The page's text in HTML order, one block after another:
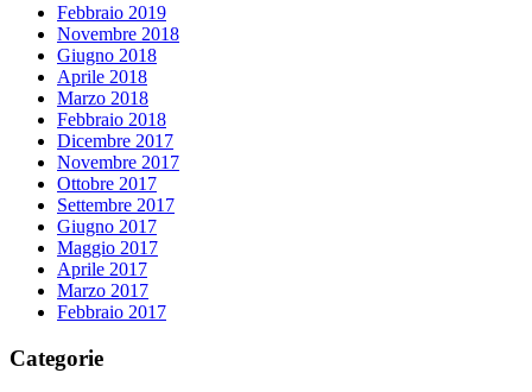
Febbraio 2019
Novembre 2018
Giugno 2018
Aprile 2018
Marzo 2018
Febbraio 2018
Dicembre 2017
Novembre 2017
Ottobre 2017
Settembre 2017
Giugno 2017
Maggio 2017
Aprile 2017
Marzo 2017
Febbraio 2017
Categorie